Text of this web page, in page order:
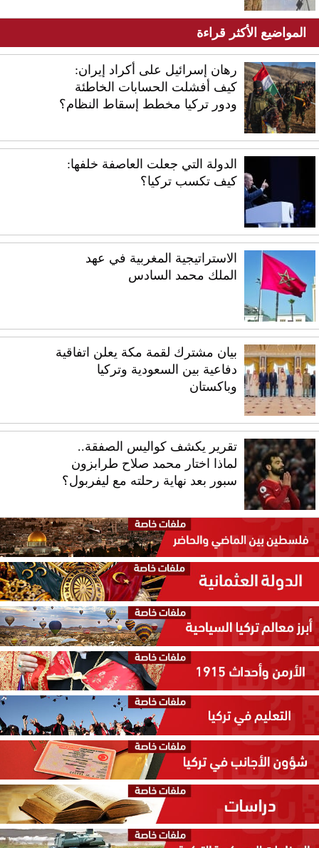
المواضيع الأكثر قراءة
رهان إسرائيل على أكراد إيران:
كيف أفشلت الحسابات الخاطئة
ودور تركيا مخطط إسقاط النظام؟
الدولة التي جعلت العاصفة خلفها:
كيف تكسب تركيا؟
الاستراتيجية المغربية في عهد
الملك محمد السادس
بيان مشترك لقمة مكة يعلن اتفاقية
دفاعية بين السعودية وتركيا
وباكستان
تقرير يكشف كواليس الصفقة..
لماذا اختار محمد صلاح طرابزون
سبور بعد نهاية رحلته مع ليفربول؟